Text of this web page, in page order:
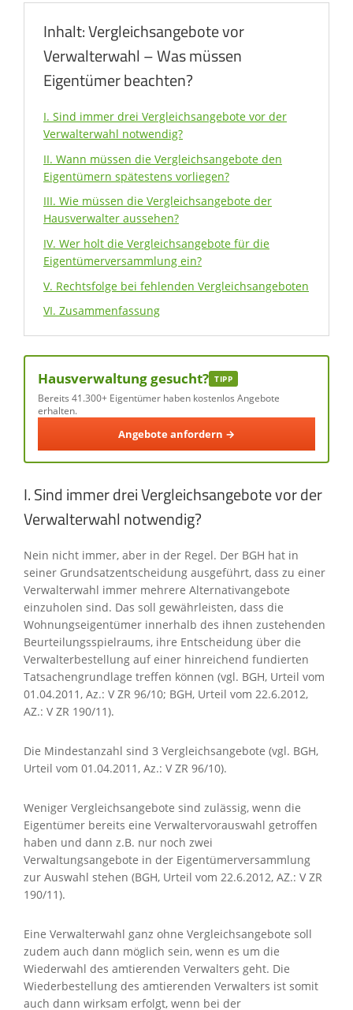
Inhalt: Vergleichsangebote vor
Verwalterwahl – Was müssen
Eigentümer beachten?
I. Sind immer drei Vergleichsangebote vor der
Verwalterwahl notwendig?
II. Wann müssen die Vergleichsangebote den
Eigentümern spätestens vorliegen?
III. Wie müssen die Vergleichsangebote der
Hausverwalter aussehen?
IV. Wer holt die Vergleichsangebote für die
Eigentümerversammlung ein?
V. Rechtsfolge bei fehlenden Vergleichsangeboten
VI. Zusammenfassung
Hausverwaltung gesucht? TIPP
Bereits 41.300+ Eigentümer haben kostenlos Angebote
erhalten.
Angebote anfordern →
I. Sind immer drei Vergleichsangebote vor der
Verwalterwahl notwendig?
Nein nicht immer, aber in der Regel. Der BGH hat in
seiner Grundsatzentscheidung ausgeführt, dass zu einer
Verwalterwahl immer mehrere Alternativangebote
einzuholen sind. Das soll gewährleisten, dass die
Wohnungseigentümer innerhalb des ihnen zustehenden
Beurteilungsspielraums, ihre Entscheidung über die
Verwalterbestellung auf einer hinreichend fundierten
Tatsachengrundlage treffen können (vgl. BGH, Urteil vom
01.04.2011, Az.: V ZR 96/10; BGH, Urteil vom 22.6.2012,
AZ.: V ZR 190/11).
Die Mindestanzahl sind 3 Vergleichsangebote (vgl. BGH,
Urteil vom 01.04.2011, Az.: V ZR 96/10).
Weniger Vergleichsangebote sind zulässig, wenn die
Eigentümer bereits eine Verwaltervorauswahl getroffen
haben und dann z.B. nur noch zwei
Verwaltungsangebote in der Eigentümerversammlung
zur Auswahl stehen (BGH, Urteil vom 22.6.2012, AZ.: V ZR
190/11).
Eine Verwalterwahl ganz ohne Vergleichsangebote soll
zudem auch dann möglich sein, wenn es um die
Wiederwahl des amtierenden Verwalters geht. Die
Wiederbestellung des amtierenden Verwalters ist somit
auch dann wirksam erfolgt, wenn bei der